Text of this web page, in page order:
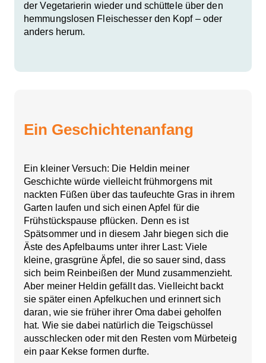
der Vegetarierin wieder und schüttele über den
hemmungslosen Fleischesser den Kopf – oder
anders herum.
Ein Geschichtenanfang
Ein kleiner Versuch: Die Heldin meiner
Geschichte würde vielleicht frühmorgens mit
nackten Füßen über das taufeuchte Gras in ihrem
Garten laufen und sich einen Apfel für die
Frühstückspause pflücken. Denn es ist
Spätsommer und in diesem Jahr biegen sich die
Äste des Apfelbaums unter ihrer Last: Viele
kleine, grasgrüne Äpfel, die so sauer sind, dass
sich beim Reinbeißen der Mund zusammenzieht.
Aber meiner Heldin gefällt das. Vielleicht backt
sie später einen Apfelkuchen und erinnert sich
daran, wie sie früher ihrer Oma dabei geholfen
hat. Wie sie dabei natürlich die Teigschüssel
ausschlecken oder mit den Resten vom Mürbeteig
ein paar Kekse formen durfte.